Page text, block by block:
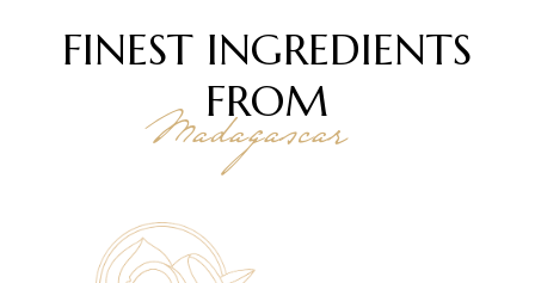
FINEST INGREDIENTS
FROM
Madagascar